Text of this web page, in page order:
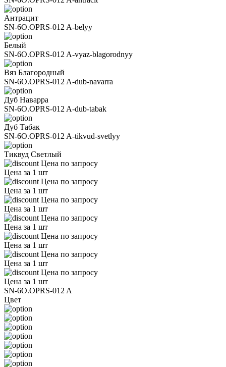
Антрацит
SN-6O.OPRS-012 A-belyy
Белый
SN-6O.OPRS-012 A-vyaz-blagorodnyy
Вяз Благородный
SN-6O.OPRS-012 A-dub-navarra
Дуб Наварра
SN-6O.OPRS-012 A-dub-tabak
Дуб Табак
SN-6O.OPRS-012 A-tikvud-svetlyy
Тиквуд Светлый
Цена по запросу
Цена за 1 шт
Цена по запросу
Цена за 1 шт
Цена по запросу
Цена за 1 шт
Цена по запросу
Цена за 1 шт
Цена по запросу
Цена за 1 шт
Цена по запросу
Цена за 1 шт
Цена по запросу
Цена за 1 шт
SN-6O.OPRS-012 A
Цвет